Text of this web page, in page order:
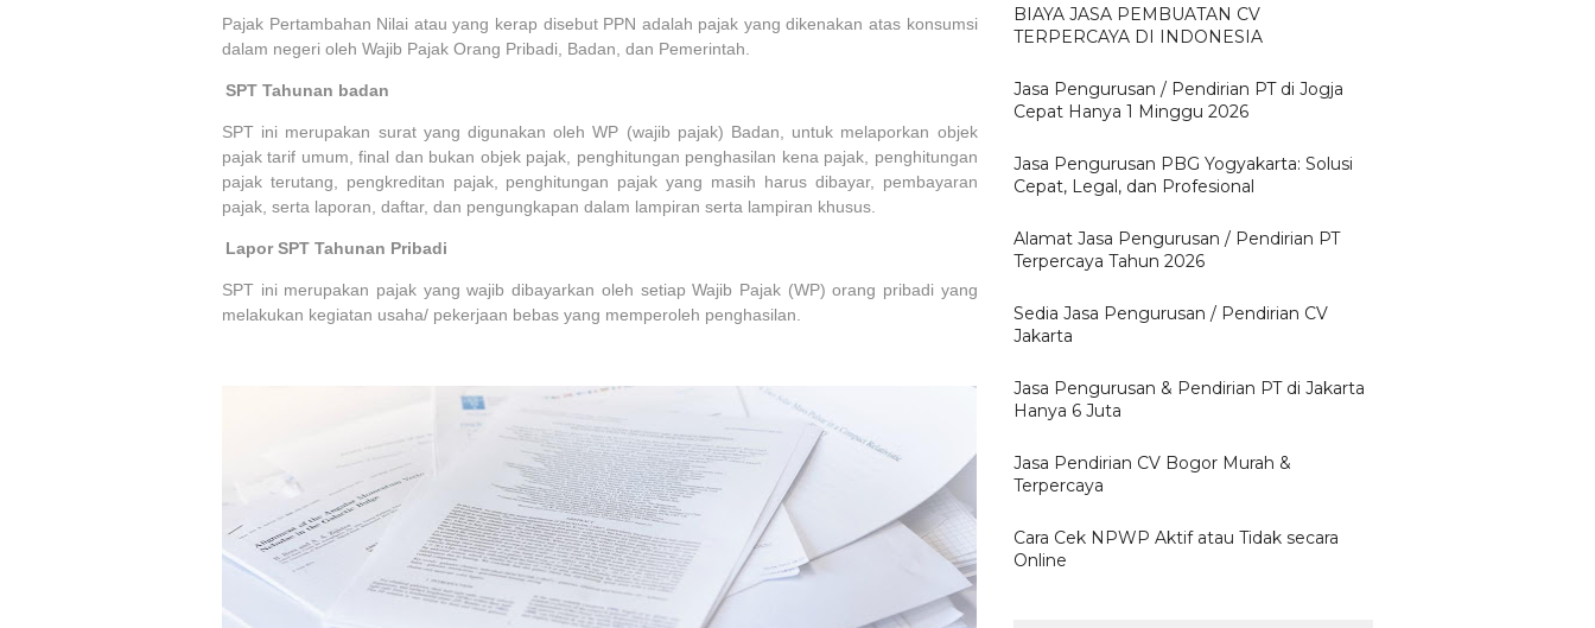
Pajak Pertambahan Nilai atau yang kerap disebut PPN adalah pajak yang dikenakan atas konsumsi
dalam negeri oleh Wajib Pajak Orang Pribadi, Badan, dan Pemerintah.
SPT Tahunan badan
SPT ini merupakan surat yang digunakan oleh WP (wajib pajak) Badan, untuk melaporkan objek
pajak tarif umum, final dan bukan objek pajak, penghitungan penghasilan kena pajak, penghitungan
pajak terutang, pengkreditan pajak, penghitungan pajak yang masih harus dibayar, pembayaran
pajak, serta laporan, daftar, dan pengungkapan dalam lampiran serta lampiran khusus.
Lapor SPT Tahunan Pribadi
SPT ini merupakan pajak yang wajib dibayarkan oleh setiap Wajib Pajak (WP) orang pribadi yang
melakukan kegiatan usaha/ pekerjaan bebas yang memperoleh penghasilan.
BIAYA JASA PEMBUATAN CV
TERPERCAYA DI INDONESIA
Jasa Pengurusan / Pendirian PT di Jogja
Cepat Hanya 1 Minggu 2026
Jasa Pengurusan PBG Yogyakarta: Solusi
Cepat, Legal, dan Profesional
Alamat Jasa Pengurusan / Pendirian PT
Terpercaya Tahun 2026
Sedia Jasa Pengurusan / Pendirian CV
Jakarta
Jasa Pengurusan & Pendirian PT di Jakarta
Hanya 6 Juta
Jasa Pendirian CV Bogor Murah &
Terpercaya
Cara Cek NPWP Aktif atau Tidak secara
Online